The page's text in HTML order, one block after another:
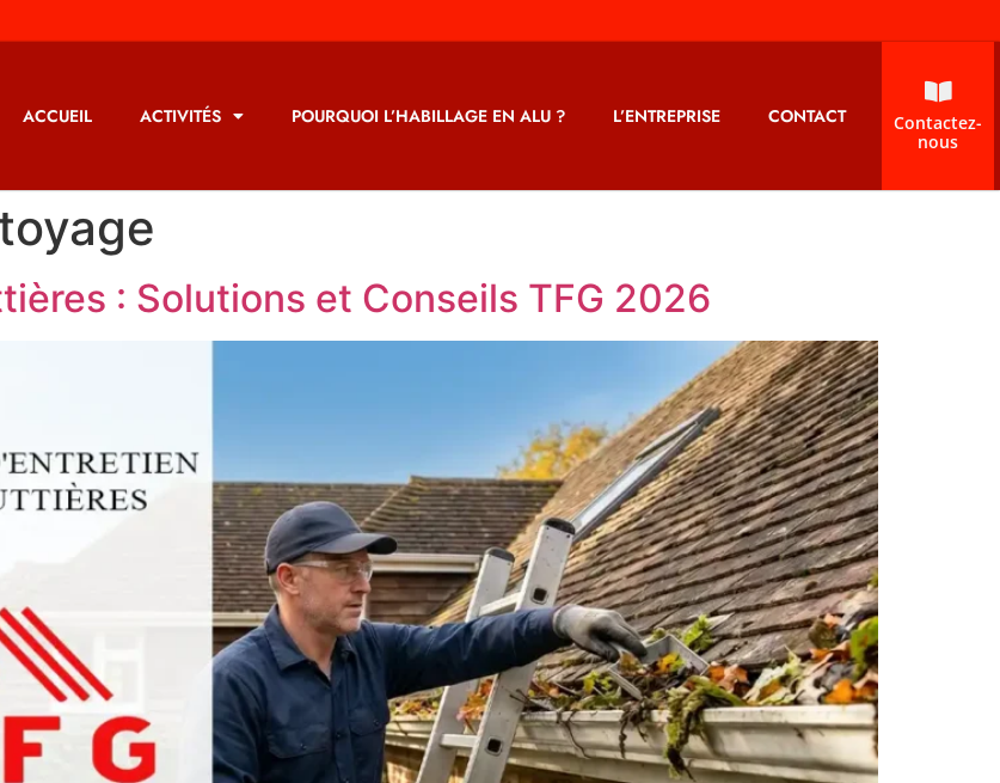
ACCUEIL ACTIVITÉS POURQUOI L’HABILLAGE EN ALU ? L’ENTREPRISE CONTACT
Contactez-
nous
: Solutions et Conseils TFG 2026